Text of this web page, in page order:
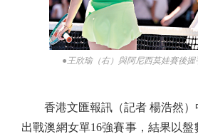
●王欣瑜（右）與阿尼西莫娃賽後握
香港文匯報訊（記者 楊浩然）
出戰澳網女單16強賽事，結果以盤